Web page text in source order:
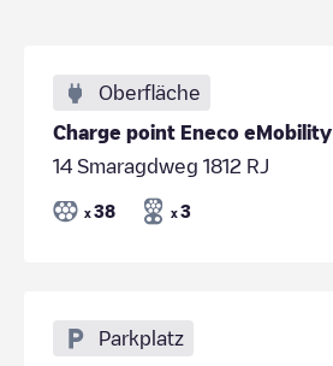
Oberfläche
Charge point Eneco eMobility
14 Smaragdweg 1812 RJ
x 38 x 3
Parkplatz